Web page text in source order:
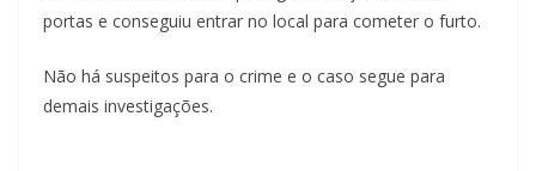
portas e conseguiu entrar no local para cometer o furto.
Não há suspeitos para o crime e o caso segue para
demais investigações.